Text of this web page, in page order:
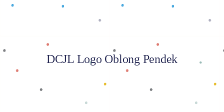
DCJL Logo Oblong Pendek